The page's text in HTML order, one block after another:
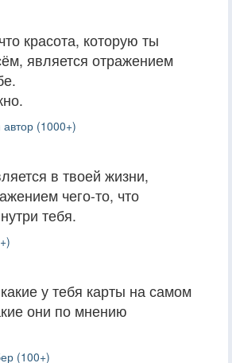
красота, которую ты
является отражением
(1000+)
в твоей жизни,
чего-то, что
тебя.
у тебя карты на самом
они по мнению
(100+)